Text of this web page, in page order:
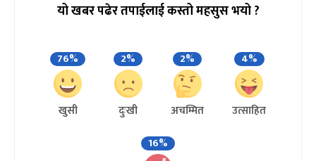
यो खबर पढेर तपाईलाई कस्तो महसुस भयो ?
76%
खुसी
2%
दुःखी
2%
अचम्मित
4%
उत्साहित
16%